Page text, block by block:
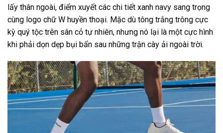
lấy thân ngoài, điểm xuyết các chi tiết xanh navy sang trọng
cùng logo chữ W huyền thoại. Mặc dù tông trắng trông cực
kỳ quý tộc trên sân cỏ tự nhiên, nhưng nó lại là một cực hình
khi phải dọn dẹp bụi bẩn sau những trận cày ải ngoài trời.